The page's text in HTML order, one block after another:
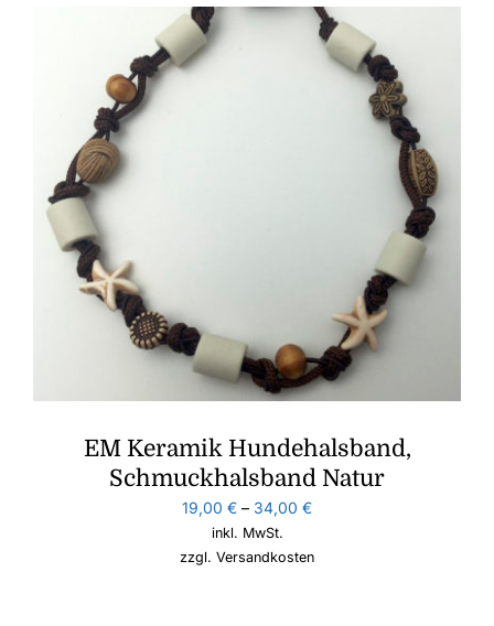
EM Keramik Hundehalsband,
Schmuckhalsband Natur
19,00 € – 34,00 €
inkl. MwSt.
zzgl. Versandkosten